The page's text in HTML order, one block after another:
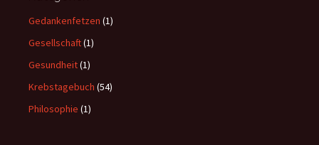
Gedankenfetzen (1)
Gesellschaft(1)
Gesundheit(1)
Krebstagebuch (54)
Philosophie (1)